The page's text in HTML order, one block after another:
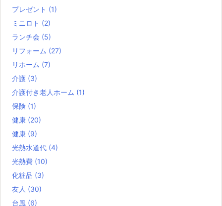
プレゼント (1)
ミニロト (2)
ランチ会 (5)
リフォーム (27)
リホーム (7)
介護 (3)
介護付き老人ホーム (1)
保険 (1)
健康 (20)
健康 (9)
光熱水道代 (4)
光熱費 (10)
化粧品 (3)
友人 (30)
台風 (6)